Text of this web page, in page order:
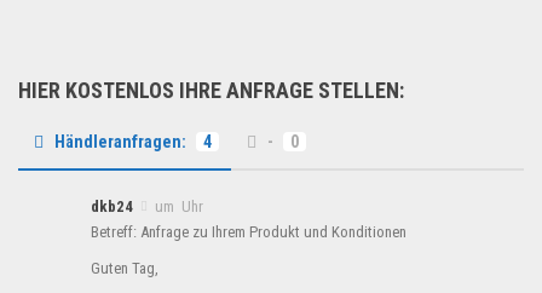
HIER KOSTENLOS IHRE ANFRAGE STELLEN:
Händleranfragen: 4 - 0
dkb24
um Uhr
Betreff: Anfrage zu Ihrem Produkt und Konditionen
Guten Tag,